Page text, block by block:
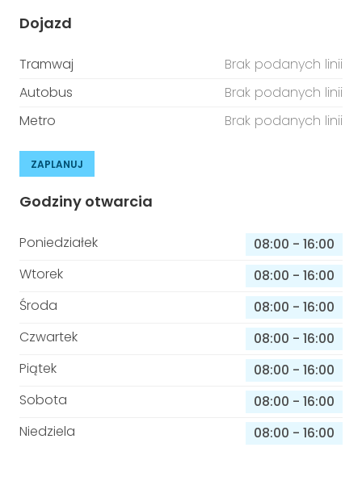
Dojazd
Tramwaj
Brak podanych linii
Autobus
Brak podanych linii
Metro
Brak podanych linii
ZAPLANUJ
Godziny otwarcia
Poniedziałek 08:00 - 16:00
Wtorek
08:00 - 16:00
Środa
08:00 - 16:00
Czwartek
08:00 - 16:00
Piątek
08:00 - 16:00
Sobota
08:00 - 16:00
Niedziela
08:00 - 16:00